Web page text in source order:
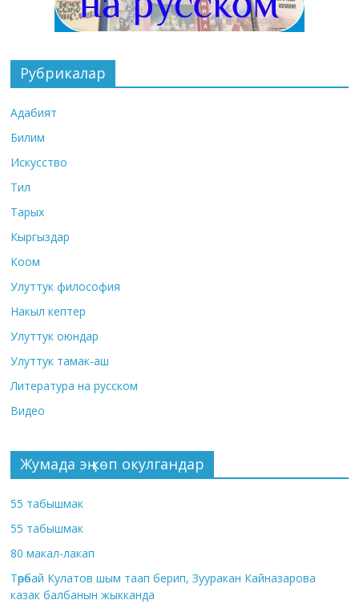
Рубрикалар
Адабият
Билим
Искусство
Тил
Тарых
Кыргыздар
Коом
Улуттук философия
Накыл кептер
Улуттук оюндар
Улуттук тамак-аш
Литература на русском
Видео
Жумада эң көп окулгандар
55 табышмак
55 табышмак
80 макал-лакап
Төрөбай Кулатов шым таап берип, Зууракан Кайназарова
казак балбанын жыкканда